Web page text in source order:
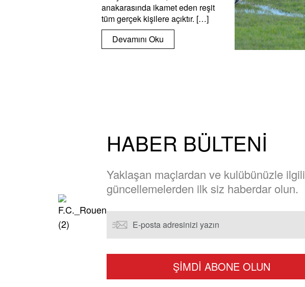
anakarasında ikamet eden reşit
tüm gerçek kişilere açıktır. […]
Devamını Oku
HABER BÜLTENİ
Yaklaşan maçlardan ve kulübünüzle ilgili
güncellemelerden ilk siz haberdar olun.